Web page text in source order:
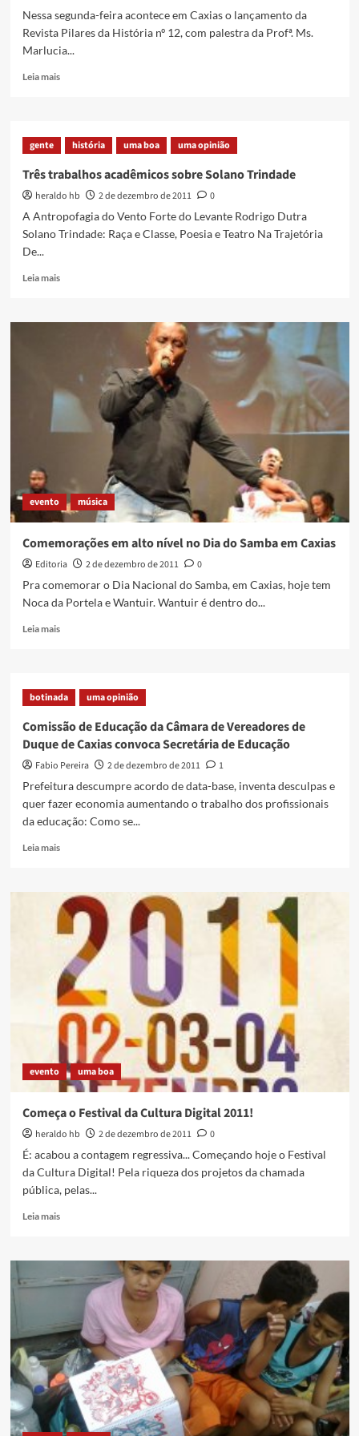
Nessa segunda-feira acontece em Caxias o lançamento da
Revista Pilares da História nº 12, com palestra da Profª. Ms.
Marlucia...
Leia maisRead
anos
Pilares
da
História
não
gente história uma boa uma opinião
Três trabalhos acadêmicos sobre Solano Trindade
heraldo hb 2 de dezembro de 2011
0
A Antropofagia do Vento Forte do Levante Rodrigo Dutra
Solano Trindade: Raça e Classe, Poesia e Teatro Na Trajetória
De...
Leia maisRead
Três
Solano
Trindade
evento música
Comemorações em alto nível no Dia do Samba em Caxias
Editoria 2 de dezembro de 2011
0
Pra comemorar o Dia Nacional do Samba, em Caxias, hoje tem
Noca da Portela e Wantuir. Wantuir é dentro do...
Leia maisRead
em
alto
no
Dia
do
em
Caxias
botinada uma opinião
Comissão de Educação da Câmara de Vereadores de
Duque de Caxias convoca Secretária de Educação
Fabio Pereira 2 de dezembro de 2011
1
Prefeitura descumpre acordo de data-base, inventa desculpas e
quer fazer economia aumentando o trabalho dos profissionais
da educação: Como se...
Leia maisRead
Comissão
de
Educação
da
Câmara
de
Vereadores
de
Duque
de
Caxias
convoca
Secretária
de
evento uma boa
Começa o Festival da Cultura Digital 2011!
heraldo hb 2 de dezembro de 2011
0
É: acabou a contagem regressiva... Começando hoje o Festival
da Cultura Digital! Pela riqueza dos projetos da chamada
pública, pelas...
Leia maisRead
Começa
o
Festival
Cultura
Digital
2011!